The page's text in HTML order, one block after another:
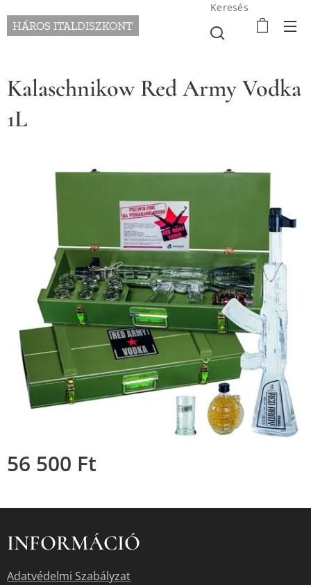
HÁROS ITALDISZKONT
Keresés
Kalaschnikow Red Army Vodka
1L
56 500 Ft
INFORMÁCIÓ
Adatvédelmi Szabályzat